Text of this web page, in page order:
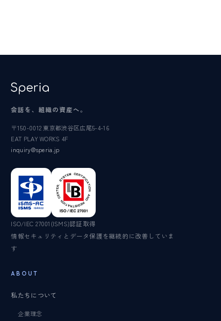
会話を、組織の資産へ。
〒150-0012 東京都渋谷区広尾5-4-16
EAT PLAY WORKS 4F
inquiry@speria.jp
ISO/IEC 27001(ISMS)認証取得
情報セキュリティとデータ保護を継続的に改善していま
す
ABOUT
私たちについて
企業理念